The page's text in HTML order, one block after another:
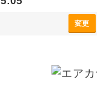
変更